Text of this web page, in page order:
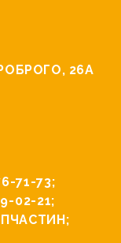
26А
71-73;
02-21;